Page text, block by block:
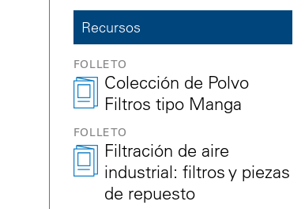
Recursos
FOLLETO
Colección de Polvo
Filtros tipo Manga
FOLLETO
Filtración de aire
industrial: filtros y piezas
de repuesto